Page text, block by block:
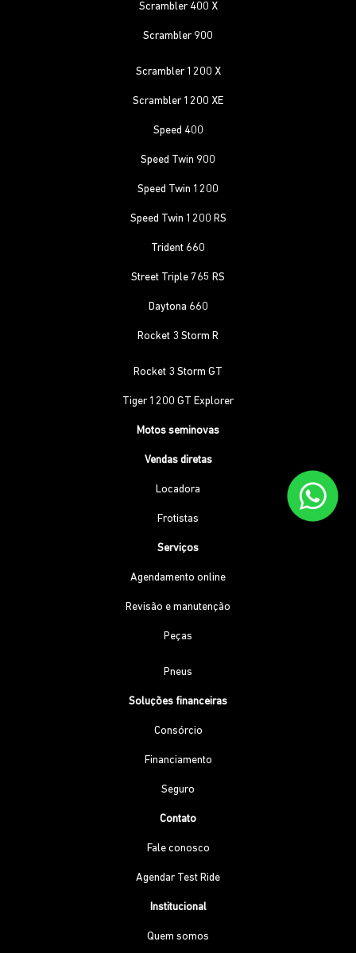
Scrambler 400 X
Scrambler 900
Scrambler 1200 X
Scrambler 1200 XE
Speed 400
Speed Twin 900
Speed Twin 1200
Speed Twin 1200 RS
Trident 660
Street Triple 765 RS
Daytona 660
Rocket 3 Storm R
Rocket 3 Storm GT
Tiger 1200 GT Explorer
Motos seminovas
Vendas diretas
Locadora
Frotistas
Serviços
Agendamento online
Revisão e manutenção
Peças
Pneus
Soluções financeiras
Consórcio
Financiamento
Seguro
Contato
Fale conosco
Agendar Test Ride
Institucional
Quem somos